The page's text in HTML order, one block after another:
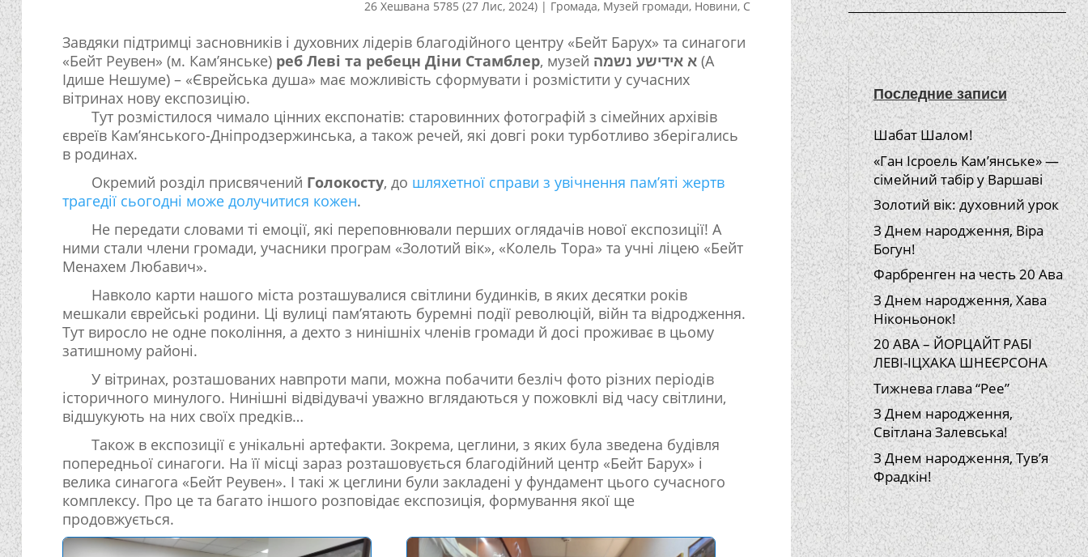
26 Хешвана 5785 (27 Лис, 2024)| Громада, Музей громади, Новини, С
Завдяки підтримці засновників і духовних лідерів благодійного центру «Бейт Барух» та синагоги
«Бейт Реувен» (м. Кам’янське)реб Леві та ребецн Діни Стамблер, музей א אידישע נשמה(А
Ідише Нешуме) – «Єврейська душа» має можливість сформувати і розмістити у сучасних
вітринах нову експозицію.
Тут розмістилося чимало цінних експонатів: старовинних фотографій з сімейних архівів
євреїв Кам’янського-Дніпродзержинська, а також речей, які довгі роки турботливо зберігались
в родинах.
Окремий розділ присвячений Голокосту, до шляхетної справи з увічнення пам’яті жертв
трагедії сьогодні може долучитися кожен.
Не передати словами ті емоції, які переповнювали перших оглядачів нової експозиції! А
ними стали члени громади, учасники програм «Золотий вік», «Колель Тора» та учні ліцею «Бейт
Менахем Любавич».
Навколо карти нашого міста розташувалися світлини будинків, в яких десятки років
мешкали єврейські родини. Ці вулиці пам’ятають буремні події революцій, війн та відродження.
Тут виросло не одне покоління, а дехто з нинішніх членів громади й досі проживає в цьому
затишному районі.
У вітринах, розташованих навпроти мапи, можна побачити безліч фото різних періодів
історичного минулого. Нинішні відвідувачі уважно вглядаються у пожовклі від часу світлини,
відшукують на них своїх предків…
Також в експозиції є унікальні артефакти. Зокрема, цеглини, з яких була зведена будівля
попередньої синагоги. На її місці зараз розташовується благодійний центр «Бейт Барух» і
велика синагога «Бейт Реувен». І такі ж цеглини були закладені у фундамент цього сучасного
комплексу. Про це та багато іншого розповідає експозиція, формування якої ще
продовжується.
Последние записи
Шабат Шалом!
«Ган Ісроель Кам’янське» —
сімейний табір у Варшаві
Золотий вік: духовний урок
З Днем народження, Віра
Богун!
Фарбренген на честь 20 Ава
З Днем народження, Хава
Ніконьонок!
20 АВА – ЙОРЦАЙТ РАБІ
ЛЕВІ-ІЦХАКА ШНЕЄРСОНА
Тижнева глава “Рее”
З Днем народження,
Світлана Залевська!
З Днем народження, Тув’я
Фрадкін!